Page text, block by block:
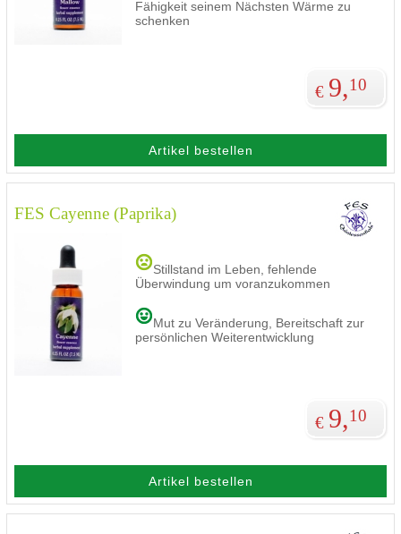
Fähigkeit seinem Nächsten Wärme zu
schenken
€ 9,10
Artikel bestellen
FES Cayenne (Paprika)
Stillstand im Leben, fehlende
Überwindung um voranzukommen
Mut zu Veränderung, Bereitschaft zur
persönlichen Weiterentwicklung
€ 9,10
Artikel bestellen